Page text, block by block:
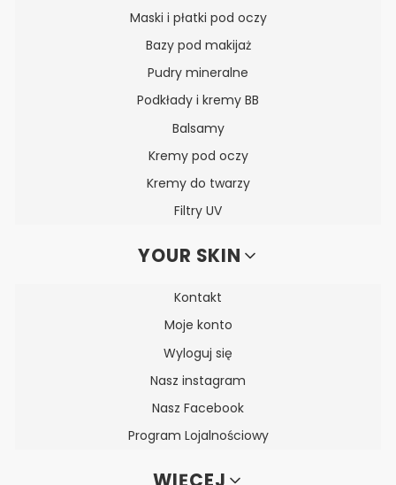
Maski i płatki pod oczy
Bazy pod makijaż
Pudry mineralne
Podkłady i kremy BB
Balsamy
Kremy pod oczy
Kremy do twarzy
Filtry UV
YOUR SKIN
Kontakt
Moje konto
Wyloguj się
Nasz instagram
Nasz Facebook
Program Lojalnościowy